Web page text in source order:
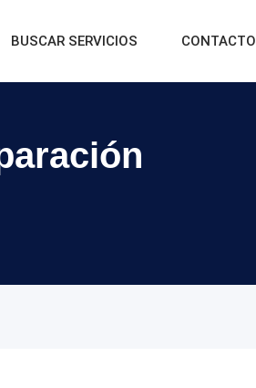
BUSCAR SERVICIOS CONTACTO